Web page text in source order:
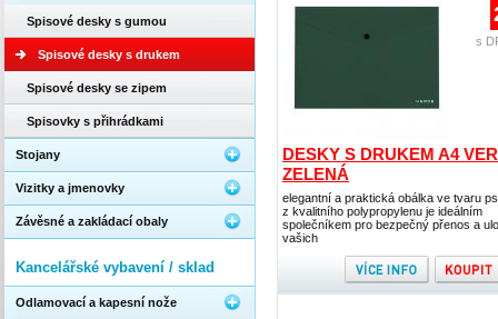
DESKY S DRUKEM A4
ZELENÁ
elegantní a praktická obálka ve tvaru
z kvalitního polypropylenu je ideálním
společníkem pro bezpečný přenos a
vašich
s
Spisové desky s gumou
Spisové desky s drukem
Spisové desky se zipem
Spisovky s přihrádkami
Stojany
Vizitky a jmenovky
Závěsné a zakládací obaly
Kancelářské vybavení / sklad
Odlamovací a kapesní nože